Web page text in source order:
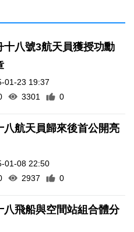
十八號3航天員獲授功勳
01-23 19:37
3301 0
八航天員歸來後首公開亮
01-08 22:50
2937 0
八飛船與空間站組合體分